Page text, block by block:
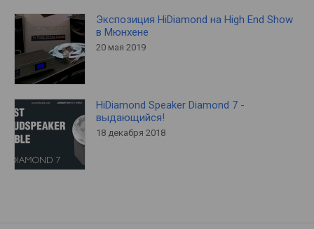
Экспозиция HiDiamond на High End Show
в Мюнхене
20 мая 2019
HiDiamond Speaker Diamond 7 -
выдающийся!
18 декабря 2018